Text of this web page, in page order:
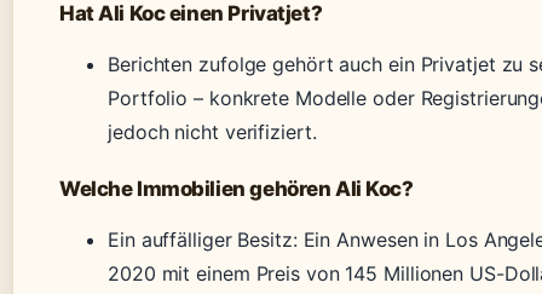
Hat Ali Koc einen Privatjet?
Berichten zufolge gehört auch ein Privatjet zu
Portfolio – konkrete Modelle oder
jedoch nicht verifiziert.
Welche Immobilien gehören Ali Koc?
Ein auffälliger Besitz: Ein Anwesen in Los
2020 mit einem Preis von 145 Millionen US-